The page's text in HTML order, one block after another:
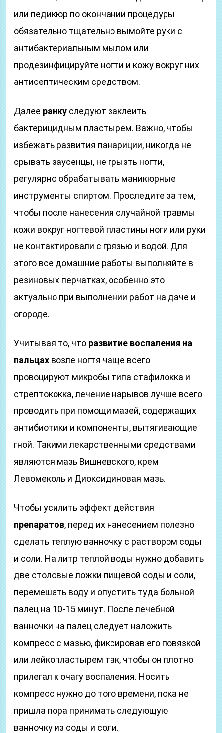
или педикюр по окончании процедуры
обязательно тщательно вымойте руки с
антибактериальным мылом или
продезинфицируйте ногти и кожу вокруг них
антисептическим средством.
Далее ранку следуют заклеить
бактерицидным пластырем. Важно, чтобы
избежать развития панариции, никогда не
срывать заусенцы, не грызть ногти,
регулярно обрабатывать маникюрные
инструменты спиртом. Проследите за тем,
чтобы после нанесения случайной травмы
кожи вокруг ногтевой пластины ноги или руки
не контактировали с грязью и водой. Для
этого все домашние работы выполняйте в
резиновых перчатках, особенно это
актуально при выполнении работ на даче и
огороде.
Учитывая то, что развитие воспаления на
пальцах возле ногтя чаще всего
провоцируют микробы типа стафилокка и
стрептококка, лечение нарывов лучше всего
проводить при помощи мазей, содержащих
антибиотики и компоненты, вытягивающие
гной. Такими лекарственными средствами
являются мазь Вишневского, крем
Левомеколь и Диоксидиновая мазь.
Чтобы усилить эффект действия
препаратов, перед их нанесением полезно
сделать теплую ванночку с раствором соды
и соли. На литр теплой воды нужно добавить
две столовые ложки пищевой соды и соли,
перемешать воду и опустить туда больной
палец на 10-15 минут. После лечебной
ванночки на палец следует наложить
компресс с мазью, фиксировав его повязкой
или лейкопластырем так, чтобы он плотно
прилегал к очагу воспаления. Носить
компресс нужно до того времени, пока не
пришла пора принимать следующую
ванночку из соды и соли.